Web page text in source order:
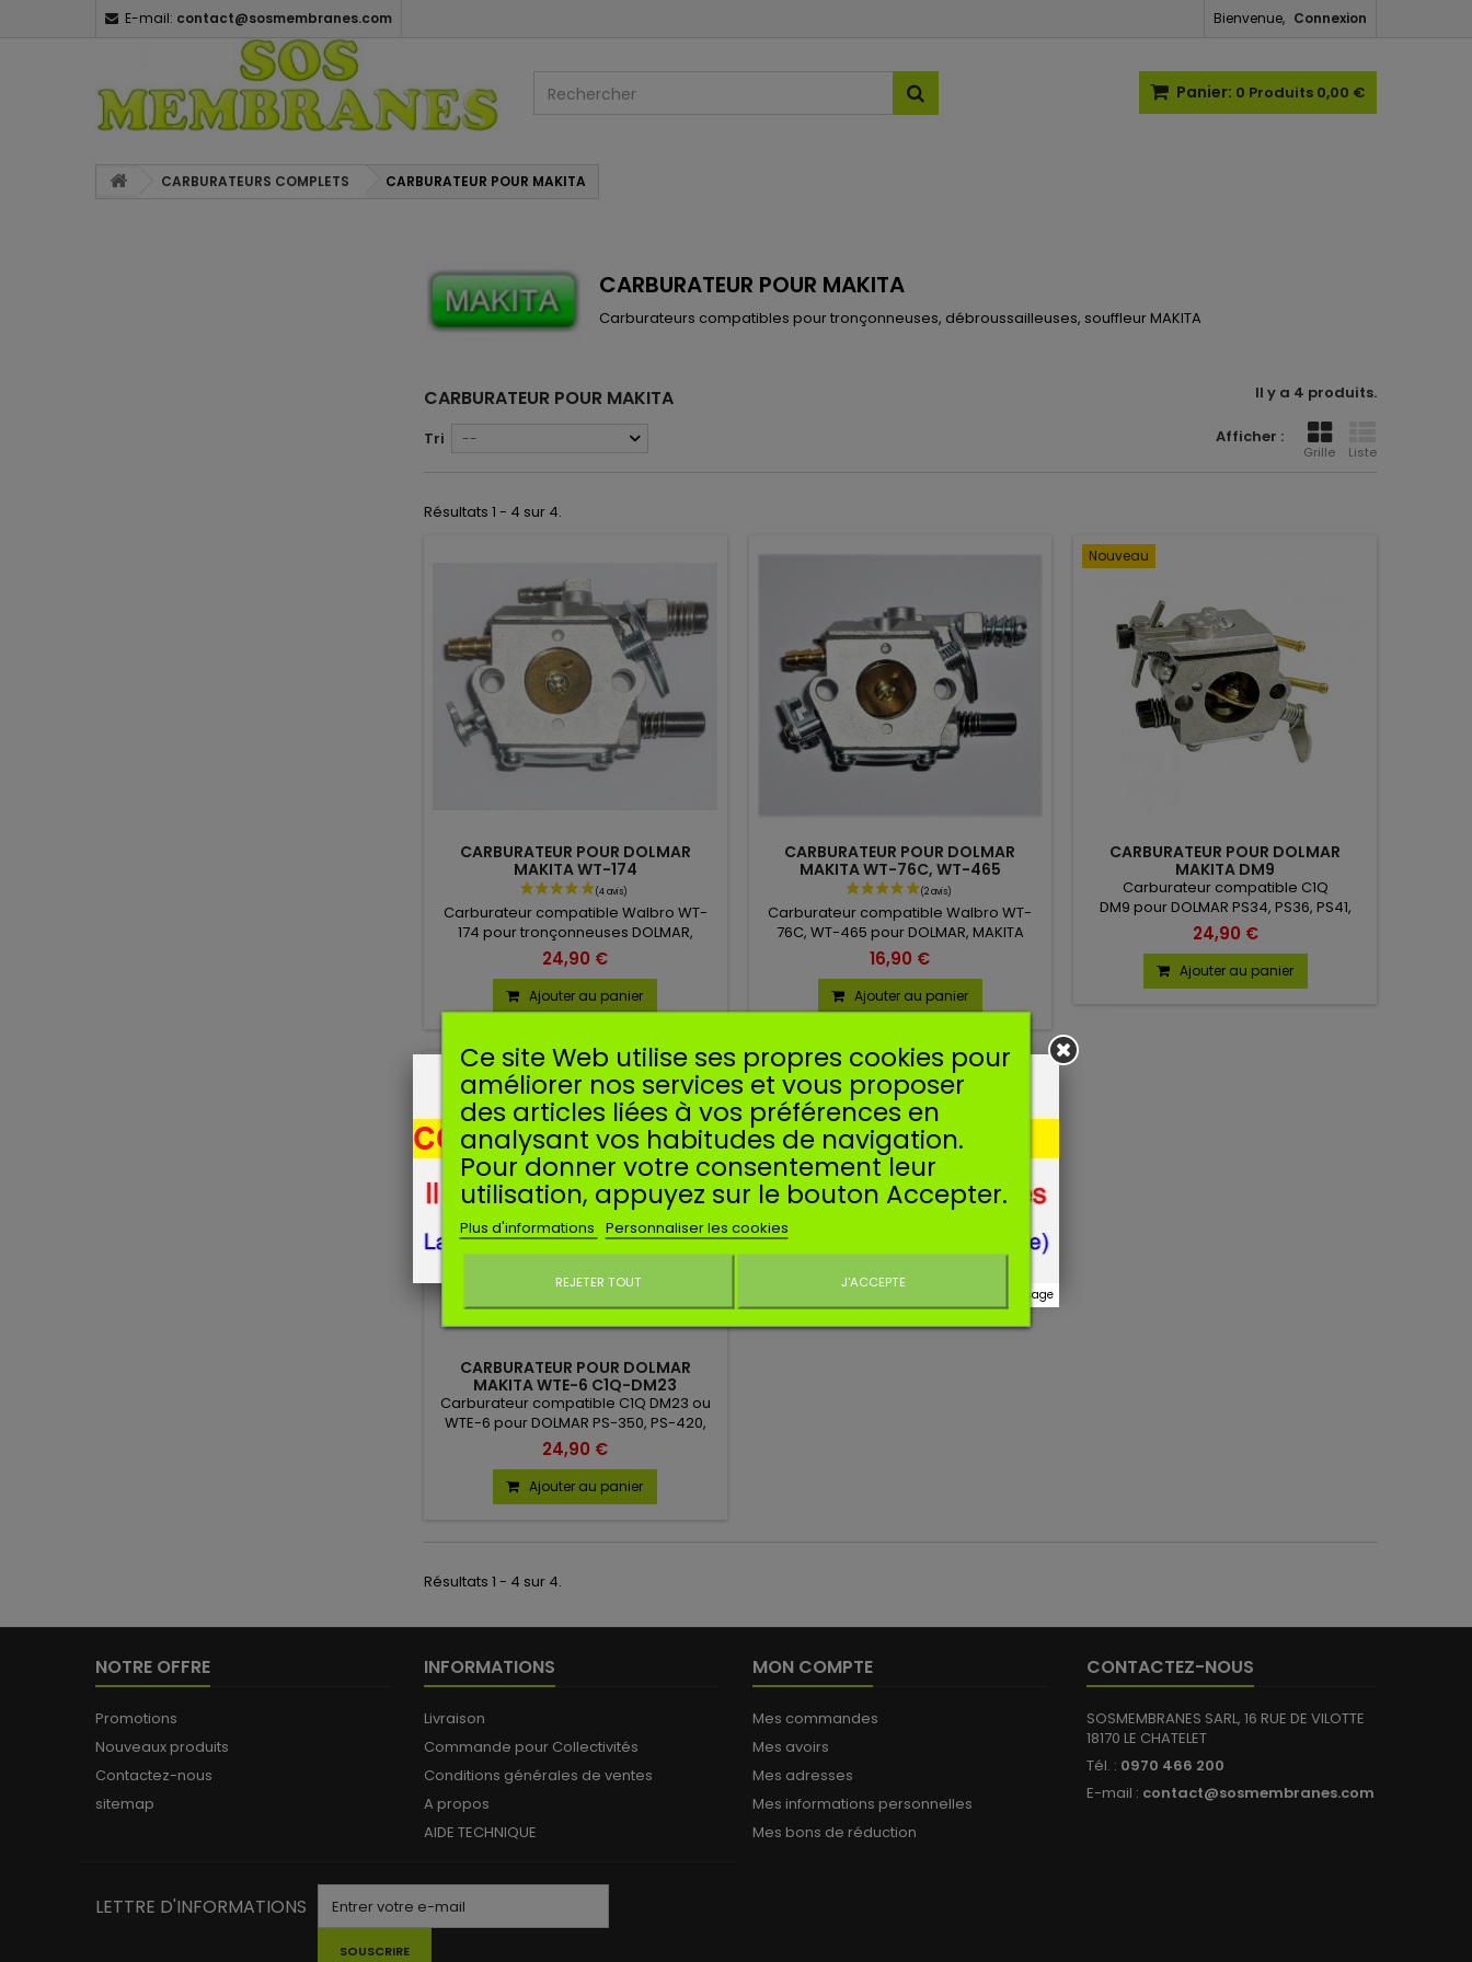
Bienvenue, Connexion
E-mail: contact@sosmembranes.com
Panier: 0 Produits 0,00 €
CARBURATEURS COMPLETS CARBURATEUR POUR MAKITA
CARBURATEUR POUR MAKITA
Carburateurs compatibles pour tronçonneuses, débroussailleuses, souffleur MAKITA
CARBURATEUR POUR MAKITA Il y a 4 produits.
Afficher :
Grille Liste
Tri --
Résultats 1 - 4 sur 4.
CARBURATEUR POUR DOLMAR
MAKITA WT-174
Carburateur compatible Walbro WT-
174 pour tronçonneuses DOLMAR,
MAKITA
24,90 €
Ajouter au panier
CARBURATEUR POUR DOLMAR
MAKITA WT-76C, WT-465
Carburateur compatible Walbro WT-
76C, WT-465 pour DOLMAR, MAKITA
16,90 €
Ajouter au panier
Nouveau
CARBURATEUR POUR DOLMAR
MAKITA DM9
Carburateur compatible C1Q
DM9 pour DOLMAR PS34, PS36, PS41,
PS45, MAKITA DCS34, DCS4610.
24,90 €
Ajouter au panier
Nouveau
CARBURATEUR POUR DOLMAR
MAKITA WTE-6 C1Q-DM23
Carburateur compatible C1Q DM23 ou
WTE-6 pour DOLMAR PS-350, PS-420,
MAKITA DCS4300.
24,90 €
Ajouter au panier
Résultats 1 - 4 sur 4.
NOTRE OFFRE
Promotions
Nouveaux produits
Contactez-nous
sitemap
INFORMATIONS
Livraison
Commande pour Collectivités
Conditions générales de ventes
A propos
AIDE TECHNIQUE
MON COMPTE
Mes commandes
Mes avoirs
Mes adresses
Mes informations personnelles
Mes bons de réduction
CONTACTEZ-NOUS
SOSMEMBRANES SARL, 16 RUE DE VILOTTE
18170 LE CHATELET
Tél. : 0970 466 200
E-mail : contact@sosmembranes.com
LETTRE D'INFORMATIONS
SOUSCRIRE
Ce site Web utilise ses propres cookies pour
améliorer nos services et vous proposer
des articles liées à vos préférences en
analysant vos habitudes de navigation.
Pour donner votre consentement leur
utilisation, appuyez sur le bouton Accepter.
Plus d'informations Personnaliser les cookies
REJETER TOUT J'ACCEPTE
Ne plus afficher ce message